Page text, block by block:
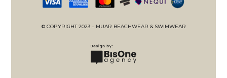
© COPYRIGHT 2023 – MUAR BEACHWEAR & SWIMWEAR